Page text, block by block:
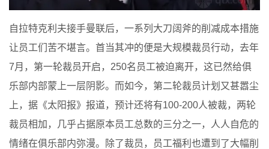
自拉特克利夫接手曼联后，一系列大刀阔斧的削减成本措施
让员工们苦不堪言。首当其冲的便是大规模裁员行动，去年
7月，第一轮裁员开启，250名员工被迫离开，这已然给俱
乐部内部蒙上一层阴影。而如今，第二轮裁员计划又甚嚣尘
上，据《太阳报》报道，预计还将有100-200人被裁，两轮
裁员相加，几乎占据原本员工总数的三分之一，人人自危的
情绪在俱乐部内弥漫。除了裁员，员工福利也遭到了大幅削